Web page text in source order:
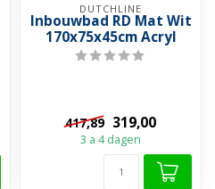
DUTCHLINE
Inbouwbad RD Mat Wit
170x75x45cm Acryl
417,89 319,00
3 a 4 dagen